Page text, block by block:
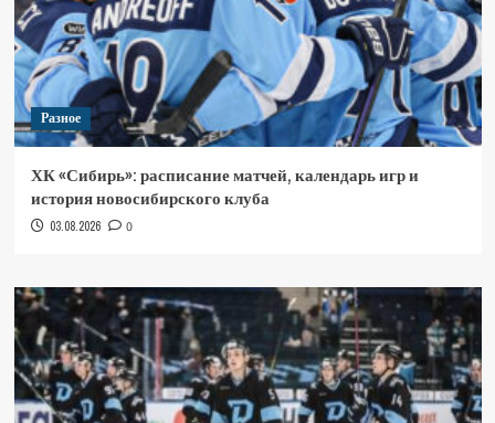
Разное
ХК «Сибирь»: расписание матчей, календарь игр и
история новосибирского клуба
03.08.2026 0